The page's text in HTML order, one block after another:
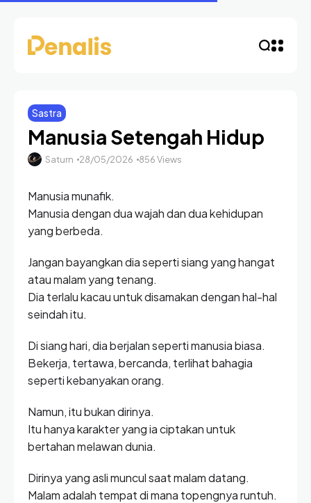
Sastra
Manusia Setengah Hidup
Saturn 28/05/2026 856 Views
Manusia munafik.
Manusia dengan dua wajah dan dua kehidupan
yang berbeda.
Jangan bayangkan dia seperti siang yang hangat
atau malam yang tenang.
Dia terlalu kacau untuk disamakan dengan hal-hal
seindah itu.
Di siang hari, dia berjalan seperti manusia biasa.
Bekerja, tertawa, bercanda, terlihat bahagia
seperti kebanyakan orang.
Namun, itu bukan dirinya.
Itu hanya karakter yang ia ciptakan untuk
bertahan melawan dunia.
Dirinya yang asli muncul saat malam datang.
Malam adalah tempat di mana topengnya runtuh.